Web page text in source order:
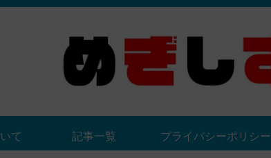
て 記事一覧 プライバシーポリシー